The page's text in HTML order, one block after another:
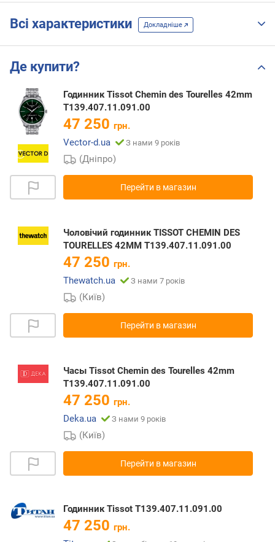
Всі характеристики Докладніше
Де купити?
Годинник Tissot Chemin des Tourelles 42mm
T139.407.11.091.00
47 250 грн.
Vector-d.ua
З нами 9 років
(Дніпро)
Перейти в магазин
Чоловічий годинник TISSOT CHEMIN DES
TOURELLES 42MM T139.407.11.091.00
47 250 грн.
Thewatch.ua
З нами 7 років
(Київ)
Перейти в магазин
Часы Tissot Chemin des Tourelles 42mm
T139.407.11.091.00
47 250 грн.
Deka.ua
З нами 9 років
(Київ)
Перейти в магазин
Годинник Tissot T139.407.11.091.00
47 250 грн.